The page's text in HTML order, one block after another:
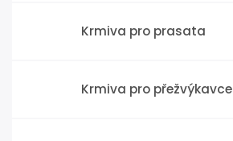
Krmiva pro prasata
Krmiva pro přežvýkavce